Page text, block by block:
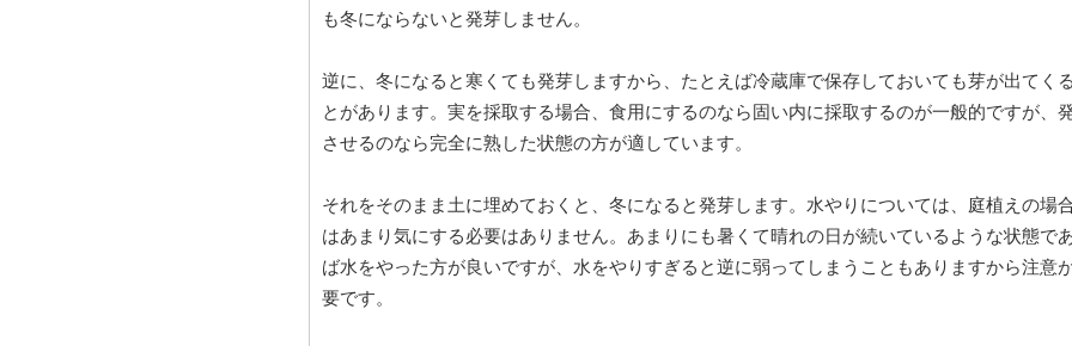
も冬にならないと発芽しません。
逆に、冬になると寒くても発芽しますから、たとえば冷蔵庫で保存しておいても芽が出てく
とがあります。実を採取する場合、食用にするのなら固い内に採取するのが一般的ですが、
させるのなら完全に熟した状態の方が適しています。
それをそのまま土に埋めておくと、冬になると発芽します。水やりについては、庭植えの場
はあまり気にする必要はありません。あまりにも暑くて晴れの日が続いているような状態で
ば水をやった方が良いですが、水をやりすぎると逆に弱ってしまうこともありますから注意
要です。